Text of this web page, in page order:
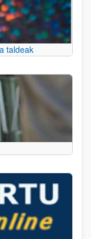
taldeak